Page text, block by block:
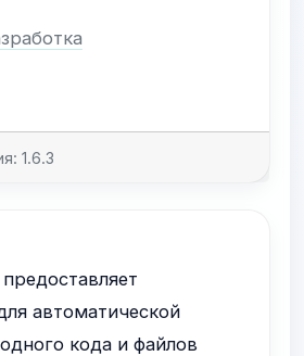
1.6.3
автоматической
кода и файлов